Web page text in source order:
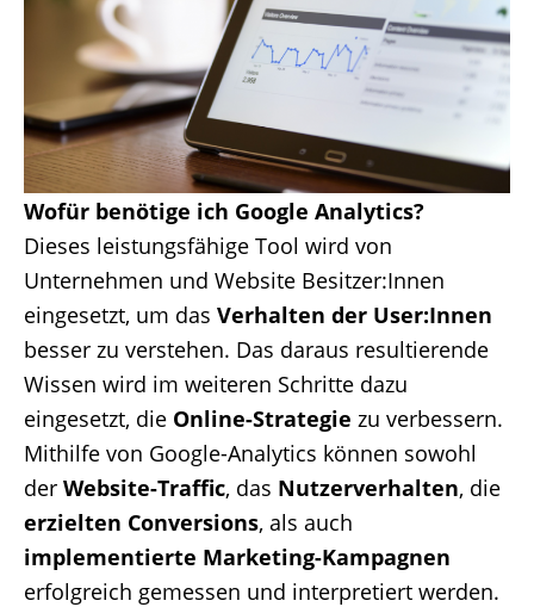
Wofür benötige ich Google Analytics?
Dieses leistungsfähige Tool wird von
Unternehmen und Website Besitzer:Innen
eingesetzt, um das Verhalten der User:Innen
besser zu verstehen. Das daraus resultierende
Wissen wird im weiteren Schritte dazu
eingesetzt, die Online-Strategie zu verbessern.
Mithilfe von Google-Analytics können sowohl
der Website-Traffic, das Nutzerverhalten, die
erzielten Conversions, als auch
implementierte Marketing-Kampagnen
erfolgreich gemessen und interpretiert werden.